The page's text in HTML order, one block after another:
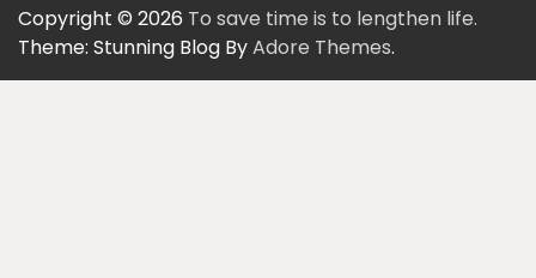
Copyright © 2026 To save time is to lengthen life.
Theme: Stunning Blog ByAdore Themes.